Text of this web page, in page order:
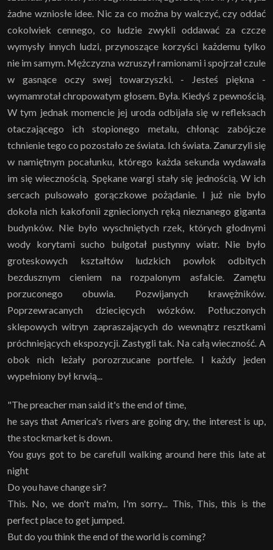
żadne wzniosłe idee. Nic za co można by walczyć, czy oddać
cokolwiek cennego, co ludzie zwykli oddawać za czcze
wymysły innych ludzi, przynoszące korzyści każdemu tylko
nie im samym. Mężczyzna wzruszył ramionami i spojrzał czule
w gasnące oczy swej towarzyszki. - Jesteś piękna -
wymamrotał chropowatym głosem. Była. Kiedyś z pewnością.
W tym jednak momencie jej uroda odbijała się w refleksach
otaczającego ich stopionego metalu, chłonąc zabójcze
tchnienie tego co pozostało ze świata. Ich świata. Zanurzyli się
w namiętnym pocałunku, którego każda sekunda wydawała
im się wiecznością. Spękane wargi stały się jednością. W ich
sercach pulsowało gorączkowe pożądanie. I już nie było
dokoła nich kakofonii zgniecionych ręką nieznanego giganta
budynków. Nie było wyschniętych rzek, których głodnymi
wody korytami sucho bulgotał pustynny wiatr. Nie było
groteskowych kształtów ludzkich powłok odbitych
bezdusznym cieniem na rozpalonym asfalcie. Zamętu
porzuconego obuwia. Pozwijanych krawężników.
Poprzewracanych dziecięcych wózków. Potłuczonych
sklepowych witryn zapraszających do wewnątrz resztkami
próchniejących ekspozycji. Zastygli tak. Na całą wieczność. A
obok nich leżały porozrzucane portfele. I każdy jeden
wypełniony był krwią...
"The preacher man said it's the end of time,
he says that America's rivers are going dry, the interest is up,
the stockmarket is down.
You guys got to be carefull walking around here this late at
night
Do you have change sir?
This. No, we don't ma'm, I'm sorry... This, This, this is the
perfect place to get jumped.
But do you think the end of the world is coming?